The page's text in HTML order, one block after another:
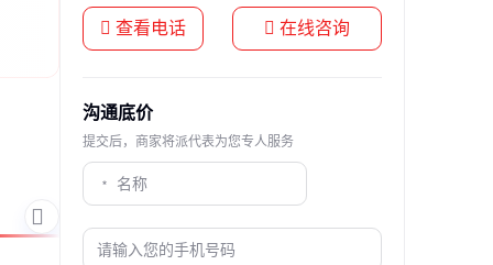
查看电话 在线咨询
沟通底价
提交后，商家将派代表为您专人服务